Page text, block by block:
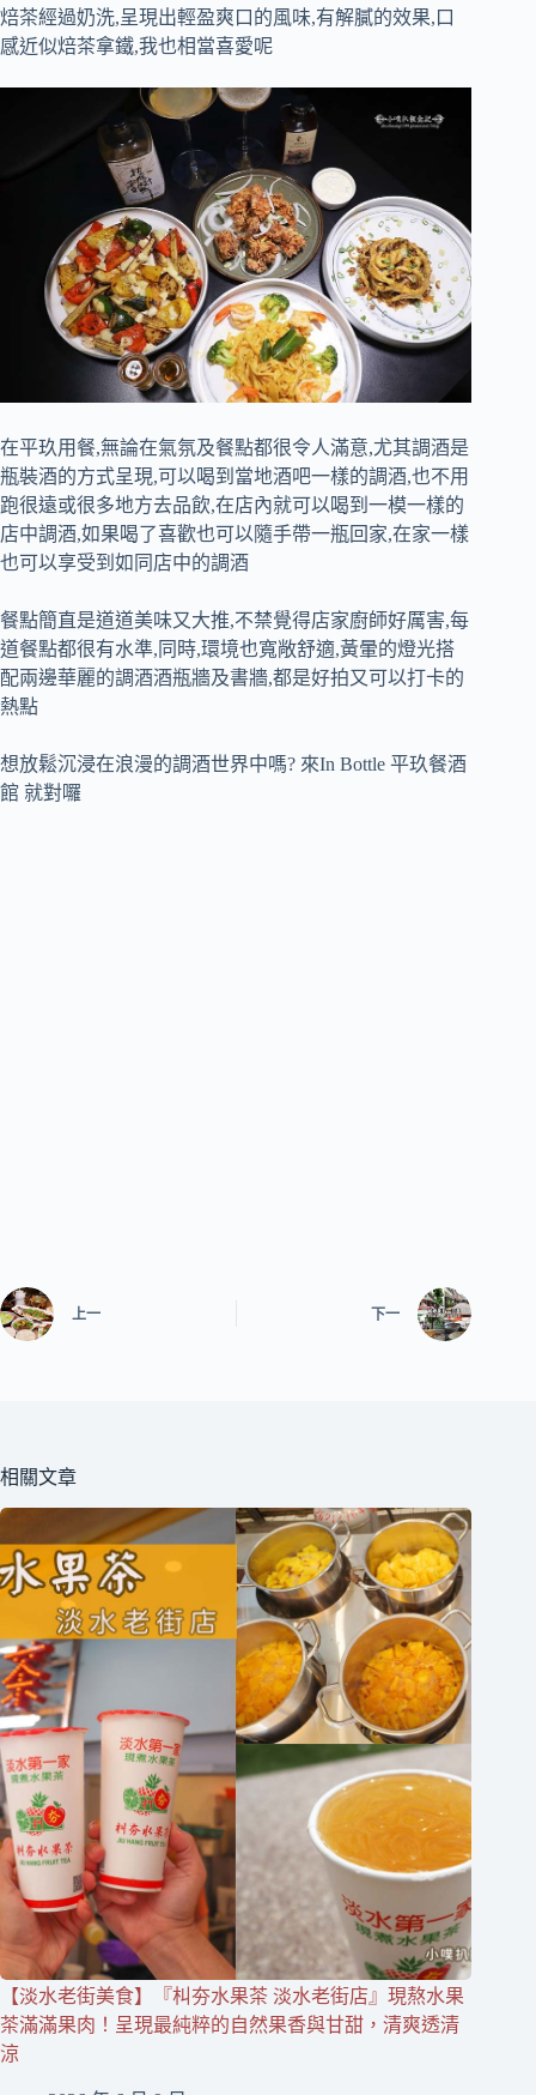
焙茶經過奶洗,呈現出輕盈爽口的風味,有解膩的效果,口
感近似焙茶拿鐵,我也相當喜愛呢
在平玖用餐,無論在氣氛及餐點都很令人滿意,尤其調酒是
瓶裝酒的方式呈現,可以喝到當地酒吧一樣的調酒,也不用
跑很遠或很多地方去品飲,在店內就可以喝到一模一樣的
店中調酒,如果喝了喜歡也可以隨手帶一瓶回家,在家一樣
也可以享受到如同店中的調酒
餐點簡直是道道美味又大推,不禁覺得店家廚師好厲害,每
道餐點都很有水準,同時,環境也寬敞舒適,黃暈的燈光搭
配兩邊華麗的調酒酒瓶牆及書牆,都是好拍又可以打卡的
熱點
想放鬆沉浸在浪漫的調酒世界中嗎? 來In Bottle 平玖餐酒
館 就對囉
上一 下一
相關文章
【淡水老街美食】『朻夯水果茶 淡水老街店』現熬水果
茶滿滿果肉！呈現最純粹的自然果香與甘甜，清爽透清
涼